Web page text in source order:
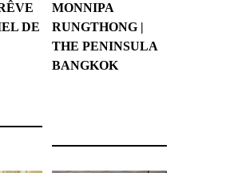
DE
MONNIPA
RUNGTHONG |
THE PENINSULA
BANGKOK